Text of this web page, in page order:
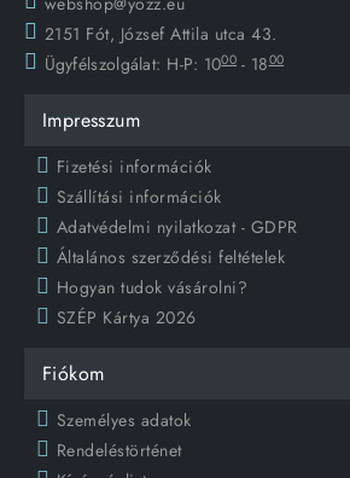
2151 Fót, József Attila utca 43.
Ügyfélszolgálat: H-P: 1000 - 1800
Impresszum
Fizetési információk
Szállítási információk
Adatvédelmi nyilatkozat - GDPR
Általános szerződési feltételek
Hogyan tudok vásárolni?
SZÉP Kártya 2026
Fiókom
Személyes adatok
Rendeléstörténet